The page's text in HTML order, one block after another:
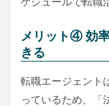
メリット④ 効
きる
転職エージェント
っているため、「